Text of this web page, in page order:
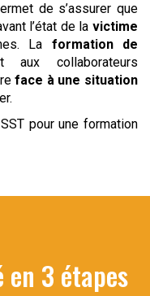
de s’assurer que
l’état de la victime
La formation de
aux collaborateurs
face à une situation
pour une formation
3 étapes